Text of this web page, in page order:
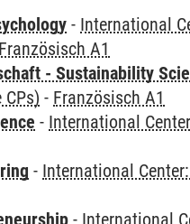
- International
Französisch A1
- Sustainability
- Französisch A1
- International
- International
- International